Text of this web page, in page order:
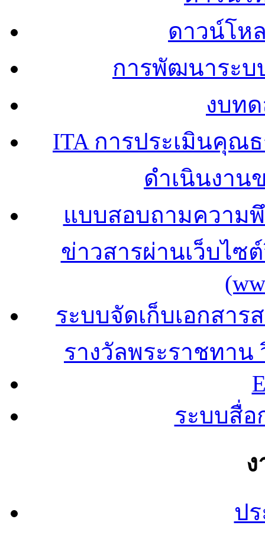
ดาวน์โห
การพัฒนาระ
งบท
ITA การประเมินคุณ
ดำเนินงาน
แบบสอบถามความ
ข่าวสารผ่านเว็บไซ
ระบบจัดเก็บเอกสา
รางวัลพระราชทา
ระบบสื่อ
ป